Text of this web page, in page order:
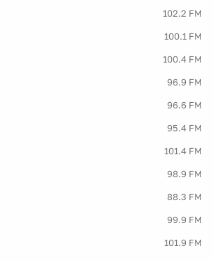
102.2 FM
100.1 FM
100.4 FM
96.9 FM
96.6 FM
95.4 FM
101.4 FM
98.9 FM
88.3 FM
99.9 FM
101.9 FM